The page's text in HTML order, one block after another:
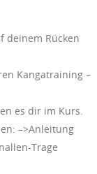
deinem Rücken
Kangatraining –
es dir im Kurs.
–>Anleitung
Trage